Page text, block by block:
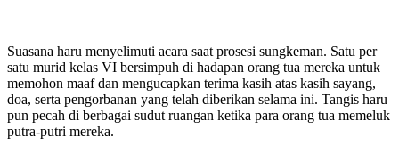
Suasana haru menyelimuti acara saat prosesi sungkeman. Satu per
satu murid kelas VI bersimpuh di hadapan orang tua mereka untuk
memohon maaf dan mengucapkan terima kasih atas kasih sayang,
doa, serta pengorbanan yang telah diberikan selama ini. Tangis haru
pun pecah di berbagai sudut ruangan ketika para orang tua memeluk
putra-putri mereka.